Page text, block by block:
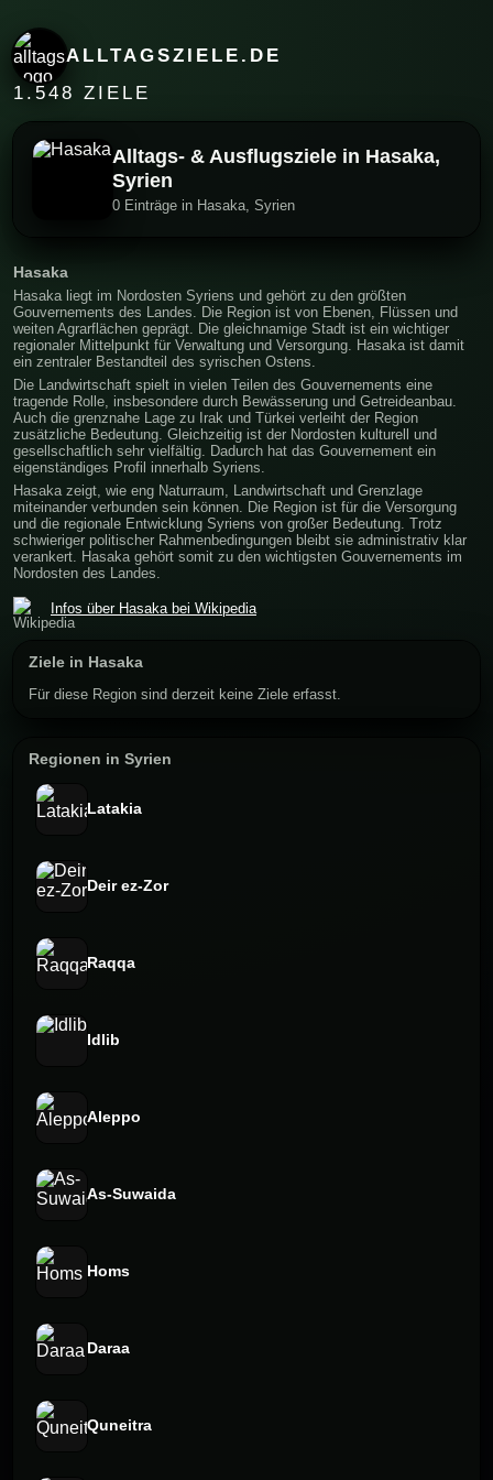
ALLTAGSZIELE.DE
1.548 ZIELE
Alltags- & Ausflugsziele in Hasaka,
Syrien
0 Einträge in Hasaka, Syrien
Hasaka
Hasaka liegt im Nordosten Syriens und gehört zu den größten
Gouvernements des Landes. Die Region ist von Ebenen, Flüssen und
weiten Agrarflächen geprägt. Die gleichnamige Stadt ist ein wichtiger
regionaler Mittelpunkt für Verwaltung und Versorgung. Hasaka ist damit
ein zentraler Bestandteil des syrischen Ostens.
Die Landwirtschaft spielt in vielen Teilen des Gouvernements eine
tragende Rolle, insbesondere durch Bewässerung und Getreideanbau.
Auch die grenznahe Lage zu Irak und Türkei verleiht der Region
zusätzliche Bedeutung. Gleichzeitig ist der Nordosten kulturell und
gesellschaftlich sehr vielfältig. Dadurch hat das Gouvernement ein
eigenständiges Profil innerhalb Syriens.
Hasaka zeigt, wie eng Naturraum, Landwirtschaft und Grenzlage
miteinander verbunden sein können. Die Region ist für die Versorgung
und die regionale Entwicklung Syriens von großer Bedeutung. Trotz
schwieriger politischer Rahmenbedingungen bleibt sie administrativ klar
verankert. Hasaka gehört somit zu den wichtigsten Gouvernements im
Nordosten des Landes.
Infos über Hasaka bei Wikipedia
Ziele in Hasaka
Für diese Region sind derzeit keine Ziele erfasst.
Regionen in Syrien
Latakia
Deir ez-Zor
Raqqa
Idlib
Aleppo
As-Suwaida
Homs
Daraa
Quneitra